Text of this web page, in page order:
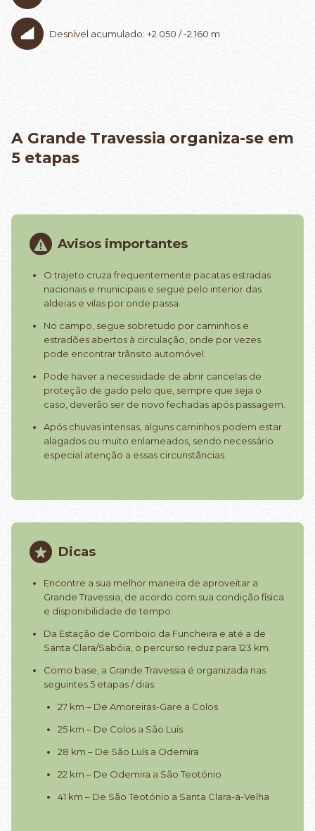
Desnível acumulado: +2.050 / -2.160 m
A Grande Travessia organiza-se em
5 etapas
Avisos importantes
O trajeto cruza frequentemente pacatas estradas
nacionais e municipais e segue pelo interior das
aldeias e vilas por onde passa.
No campo, segue sobretudo por caminhos e
estradões abertos à circulação, onde por vezes
pode encontrar trânsito automóvel.
Pode haver a necessidade de abrir cancelas de
proteção de gado pelo que, sempre que seja o
caso, deverão ser de novo fechadas após passagem.
Após chuvas intensas, alguns caminhos podem estar
alagados ou muito enlameados, sendo necessário
especial atenção a essas circunstâncias.
Dicas
Encontre a sua melhor maneira de aproveitar a
Grande Travessia, de acordo com sua condição física
e disponibilidade de tempo.
Da Estação de Comboio da Funcheira e até a de
Santa Clara/Sabóia, o percurso reduz para 123 km.
Como base, a Grande Travessia é organizada nas
seguintes 5 etapas / dias:
27 km – De Amoreiras-Gare a Colos
25 km – De Colos a São Luís
28 km – De São Luís a Odemira
22 km – De Odemira a São Teotónio
41 km – De São Teotónio a Santa Clara-a-Velha